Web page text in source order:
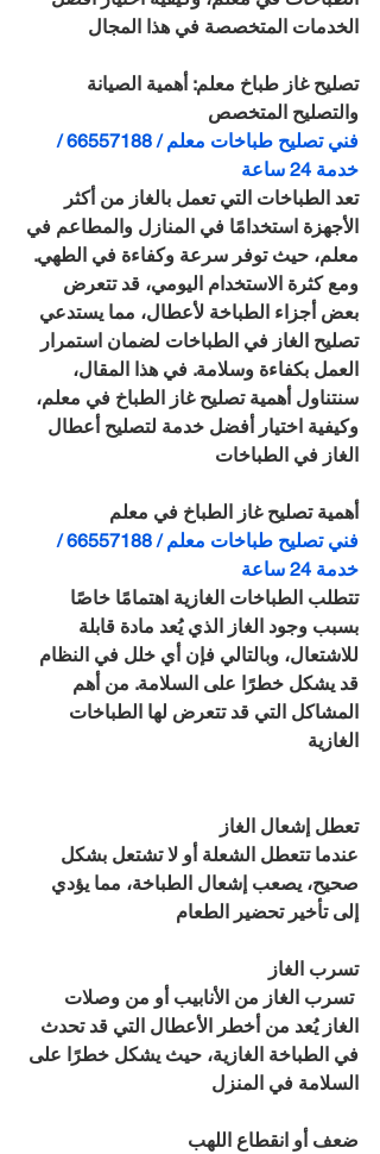
الخدمات المتخصصة في هذا المجال
تصليح غاز طباخ معلم: أهمية الصيانة
والتصليح المتخصص
فني تصليح طباخات معلم / 66557188 /
خدمة 24 ساعة
تعد الطباخات التي تعمل بالغاز من أكثر
الأجهزة استخدامًا في المنازل والمطاعم في
معلم، حيث توفر سرعة وكفاءة في الطهي.
ومع كثرة الاستخدام اليومي، قد تتعرض
بعض أجزاء الطباخة لأعطال، مما يستدعي
تصليح الغاز في الطباخات لضمان استمرار
العمل بكفاءة وسلامة. في هذا المقال،
سنتناول أهمية تصليح غاز الطباخ في معلم،
وكيفية اختيار أفضل خدمة لتصليح أعطال
الغاز في الطباخات
أهمية تصليح غاز الطباخ في معلم
فني تصليح طباخات معلم / 66557188 /
خدمة 24 ساعة
تتطلب الطباخات الغازية اهتمامًا خاصًا
بسبب وجود الغاز الذي يُعد مادة قابلة
للاشتعال، وبالتالي فإن أي خلل في النظام
قد يشكل خطرًا على السلامة. من أهم
المشاكل التي قد تتعرض لها الطباخات
الغازية
تعطل إشعال الغاز
عندما تتعطل الشعلة أو لا تشتعل بشكل
صحيح، يصعب إشعال الطباخة، مما يؤدي
إلى تأخير تحضير الطعام
تسرب الغاز
تسرب الغاز من الأنابيب أو من وصلات
الغاز يُعد من أخطر الأعطال التي قد تحدث
في الطباخة الغازية، حيث يشكل خطرًا على
السلامة في المنزل
ضعف أو انقطاع اللهب